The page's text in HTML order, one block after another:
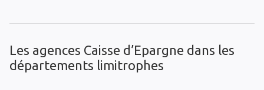
Les agences Caisse d’Epargne dans les
départements limitrophes